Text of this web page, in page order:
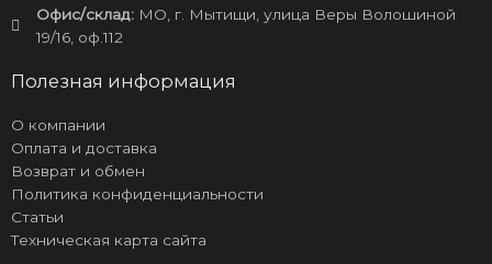
Офис/склад:МО, г. Мытищи, улица Веры Волошиной
19/16, оф.112
Полезная информация
О компании
Оплата и доставка
Возврат и обмен
Политика конфиденциальности
Статьи
Техническая карта сайта